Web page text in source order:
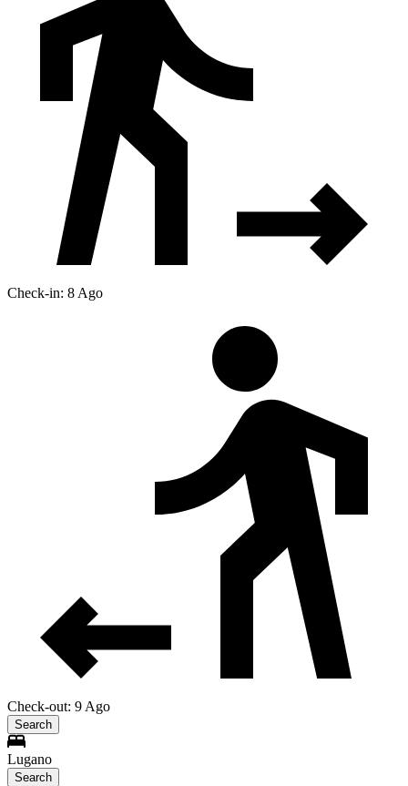
Check-in: 8 Ago
Check-out: 9 Ago
Search
Lugano
Search